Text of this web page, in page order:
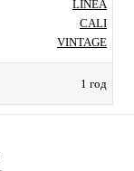
LINEA
CALI
VINTAGE
1 год